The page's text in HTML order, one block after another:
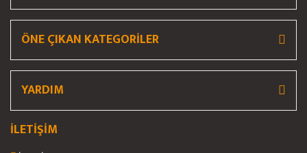
ÖNE ÇIKAN KATEGORİLER
YARDIM
İLETİŞİM